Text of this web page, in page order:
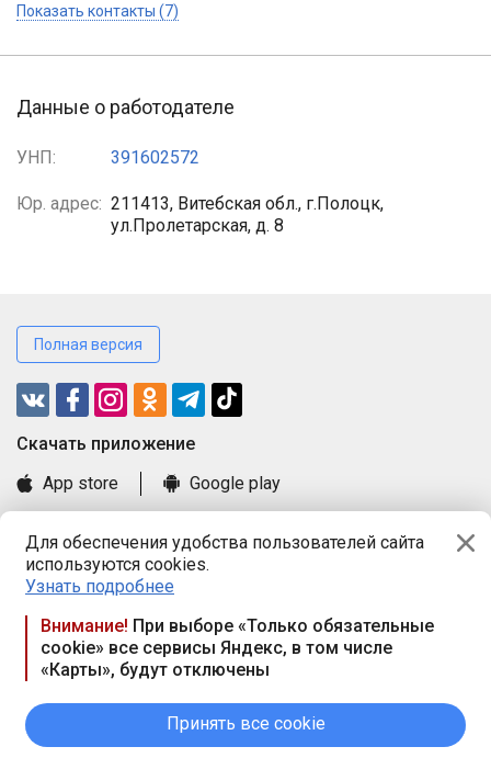
Для обеспечения удобства пользователей сайта
используются cookies.
Узнать подробнее
Внимание! При выборе «Только обязательные
cookie» все сервисы Яндекс, в том числе
«Карты», будут отключены
Принять все cookie
Показать контакты (7)
Данные о работодателе
УНП: 391602572
Юр. адрес: 211413, Витебская обл., г.Полоцк,
ул.Пролетарская, д. 8
Полная версия
Cкачать приложение
App store
Google play
Книга замечаний и предложений
Правила и документы
Praca.by © 2000—2026, ООО «ПРАЦА БАЙ»
Республика Беларусь, 220114, г. Минск, пр-т Независимости
117а, пом. № 9.
вых. дн. — сб., вс.
Режим работы сайта — круглосуточно. E-mail ООО «ПРАЦА
БАЙ» editor@praca.by